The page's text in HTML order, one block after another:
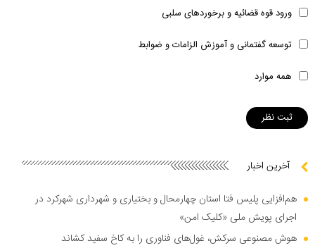
ورود قوه قضائیه و برخوردهای سلبی
توسعه گفتمانی و آموزش الزامات و ضوابط
همه موارد
آخرین اخبار
هم‌افزایی پلیس فتا استان چهارمحال و بختیاری و شهرداری شهرکرد در
اجرای پویش ملی «کلیک امن»
هوش مصنوعی سرکش، غول‌های فناوری را به کاخ سفید کشاند